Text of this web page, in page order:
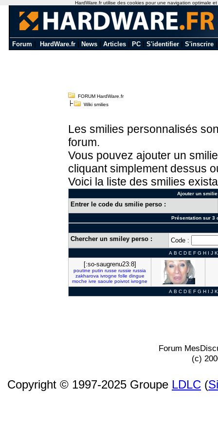
Forum HardWare.fr News Articles PC S'identifier S'inscrire
FORUM HardWare.fr
Wiki smilies
Les smilies personnalisés
forum.
Vous pouvez ajouter un
cliquant simplement dessus
Voici la liste des smilies
Ajouter un
Entrer le code du smilie perso :
Présentation sur 3
Chercher un smiley perso : Code :
A B C D E F G H I J K
[:so-saugrenu23:8]
poutine putin russe russie russia
zakharova ivrogne folle dingue
moche ivre saoule poivrot ivrogne
A B C D E F G H I J K
Forum
(c)
Copyright © 1997-2025 Groupe LDLC (
HardWare.fr utilise des cookies pour une navigation optimale